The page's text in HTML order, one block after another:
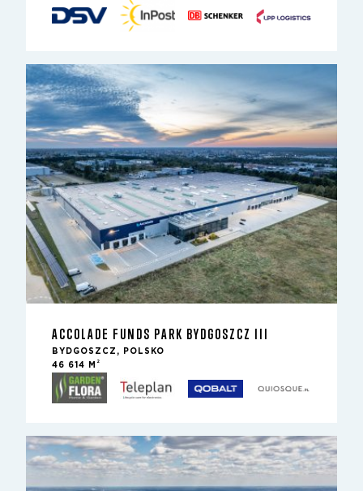
ACCOLADE FUNDS PARK BYDGOSZCZ III
BYDGOSZCZ, POLSKO
46 614 M
2